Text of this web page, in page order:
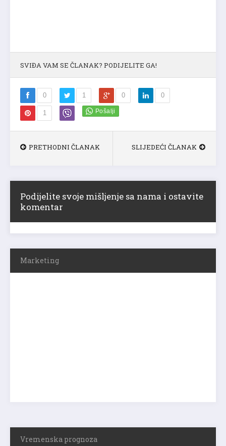
SVIĐA VAM SE ČLANAK? PODIJELITE GA!
0 1 0 0
1
PRETHODNI ČLANAK SLIJEDEĆI ČLANAK
Podijelite svoje mišljenje sa nama i ostavite
komentar
Marketing
Vremenska prognoza